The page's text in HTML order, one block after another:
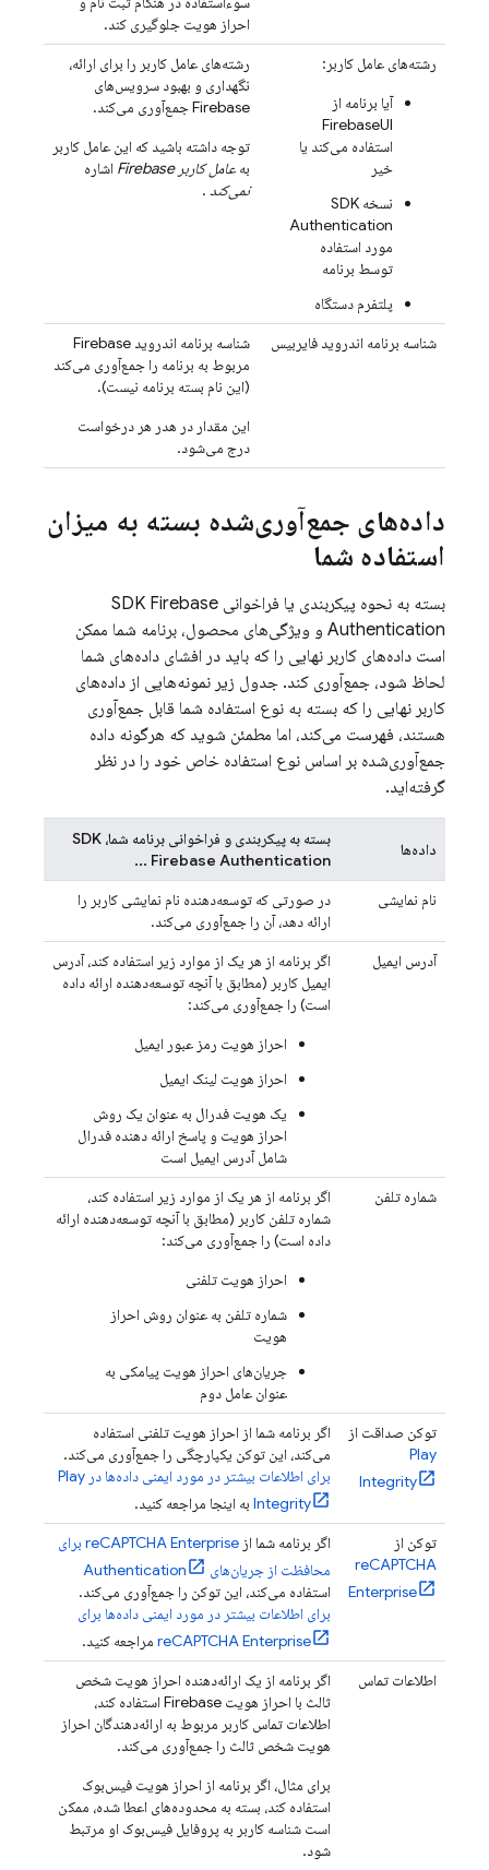
احراز هویت جلوگیری کند.
رشته‌های عامل کاربر:
آیا برنامه از
FirebaseUI
استفاده می‌کند یا
خیر
نسخه SDK
Authentication
مورد استفاده
توسط برنامه
پلتفرم دستگاه
رشته‌های عامل کاربر را برای ارائه،
نگهداری و بهبود سرویس‌های
Firebase جمع‌آوری می‌کند.
توجه داشته باشید که این عامل کاربر
به عامل کاربر Firebase
اشاره
نمی‌کند .
شناسه برنامه اندروید فایربیس
شناسه برنامه اندروید Firebase
مربوط به برنامه را جمع‌آوری می‌کند
(این نام بسته برنامه نیست).
این مقدار در هدر هر درخواست
درج می‌شود.
داده‌های جمع‌آوری‌شده بسته به میزان
استفاده شما
بسته به نحوه پیکربندی یا فراخوانی SDK Firebase
Authentication و ویژگی‌های محصول، برنامه شما ممکن
است داده‌های کاربر نهایی را که باید در افشای داده‌های شما
لحاظ شود، جمع‌آوری کند. جدول زیر نمونه‌هایی از داده‌های
کاربر نهایی را که بسته به نوع استفاده شما قابل جمع‌آوری
هستند، فهرست می‌کند، اما مطمئن شوید که هرگونه داده
جمع‌آوری‌شده بر اساس نوع استفاده خاص خود را در نظر
گرفته‌اید.
داده‌ها
بسته به پیکربندی و فراخوانی برنامه شما، SDK
Firebase Authentication
...
نام نمایشی
در صورتی که توسعه‌دهنده نام نمایشی کاربر را
ارائه دهد، آن را جمع‌آوری می‌کند.
آدرس ایمیل
اگر برنامه از هر یک از موارد زیر استفاده کند، آدرس
ایمیل کاربر (مطابق با آنچه توسعه‌دهنده ارائه داده
است) را جمع‌آوری می‌کند:
احراز هویت رمز عبور ایمیل
احراز هویت لینک ایمیل
یک هویت فدرال به عنوان یک روش
احراز هویت و پاسخ ارائه دهنده فدرال
شامل آدرس ایمیل است
شماره تلفن
اگر برنامه از هر یک از موارد زیر استفاده کند،
شماره تلفن کاربر (مطابق با آنچه توسعه‌دهنده ارائه
داده است) را جمع‌آوری می‌کند:
احراز هویت تلفنی
شماره تلفن به عنوان روش احراز
هویت
جریان‌های احراز هویت پیامکی به
عنوان عامل دوم
توکن صداقت از
Play
Integrity
اگر برنامه شما از احراز هویت تلفنی استفاده
می‌کند، این توکن یکپارچگی را جمع‌آوری می‌کند.
برای اطلاعات بیشتر در مورد ایمنی داده‌ها در Play
Integrity به اینجا مراجعه کنید.
توکن از
reCAPTCHA
Enterprise
اگر برنامه شما از
reCAPTCHA Enterprise برای
محافظت از جریان‌های
Authentication
استفاده می‌کند، این توکن را جمع‌آوری می‌کند.
برای اطلاعات بیشتر در مورد ایمنی داده‌ها برای
reCAPTCHA Enterprise مراجعه کنید.
اطلاعات تماس
اگر برنامه از یک ارائه‌دهنده احراز هویت شخص
ثالث با احراز هویت Firebase استفاده کند،
اطلاعات تماس کاربر مربوط به ارائه‌دهندگان احراز
هویت شخص ثالث را جمع‌آوری می‌کند.
برای مثال، اگر برنامه از احراز هویت فیس‌بوک
استفاده کند، بسته به محدوده‌های اعطا شده، ممکن
است شناسه کاربر به پروفایل فیس‌بوک او مرتبط
شود.